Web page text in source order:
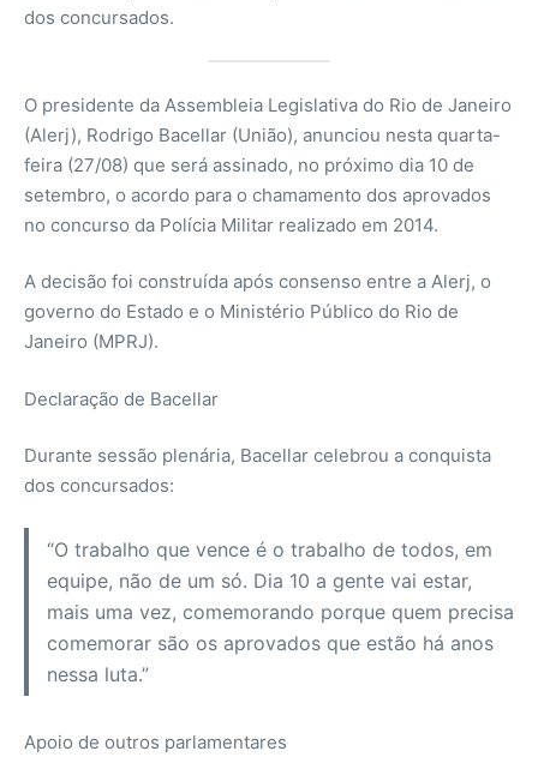
dos concursados.
O presidente da Assembleia Legislativa do Rio de Janeiro
(Alerj), Rodrigo Bacellar (União), anunciou nesta quarta-
feira (27/08) que será assinado, no próximo dia 10 de
setembro, o acordo para o chamamento dos aprovados
no concurso da Polícia Militar realizado em 2014.
A decisão foi construída após consenso entre a Alerj, o
governo do Estado e o Ministério Público do Rio de
Janeiro (MPRJ).
Declaração de Bacellar
Durante sessão plenária, Bacellar celebrou a conquista
dos concursados:
“O trabalho que vence é o trabalho de todos, em
equipe, não de um só. Dia 10 a gente vai estar,
mais uma vez, comemorando porque quem precisa
comemorar são os aprovados que estão há anos
nessa luta.”
Apoio de outros parlamentares